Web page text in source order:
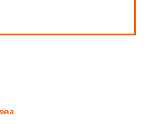
คล